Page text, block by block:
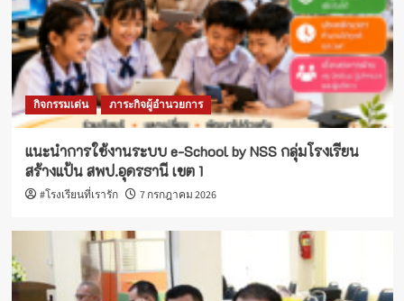
กิจกรรมเด่น ภาระกิจผู้อำนวยการ
แนะนำการใช้งานระบบ e-School by NSS กลุ่มโรงเรียน
สร้างแป้น สพป.อุดรธานี เขต 1
#โรงเรียนที่เรารัก 7 กรกฎาคม 2026